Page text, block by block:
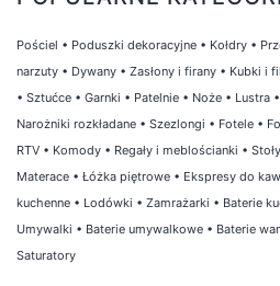
Pościel • Poduszki dekoracyjne • Kołdry •
narzuty • Dywany • Zasłony i firany • Kubki i
• Sztućce • Garnki • Patelnie • Noże • Lustra •
Narożniki rozkładane • Szezlongi • Fotele •
RTV • Komody • Regały i meblościanki • Stoły
Materace • Łóżka piętrowe • Ekspresy do
kuchenne • Lodówki • Zamrażarki • Baterie
Umywalki • Baterie umywalkowe • Baterie
Saturatory